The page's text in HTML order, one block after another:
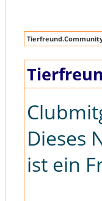
Dieses
ist ein